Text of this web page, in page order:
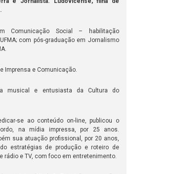
Comunicação Social – habilitação
com pós-graduação em Jornalismo
Imprensa e Comunicação.
musical e entusiasta da Cultura do
se ao conteúdo on-line, publicou o
na mídia impressa, por 25 anos.
sua atuação profissional, por 20 anos,
estratégias de produção e roteiro de
rádio e TV, com foco em entretenimento.